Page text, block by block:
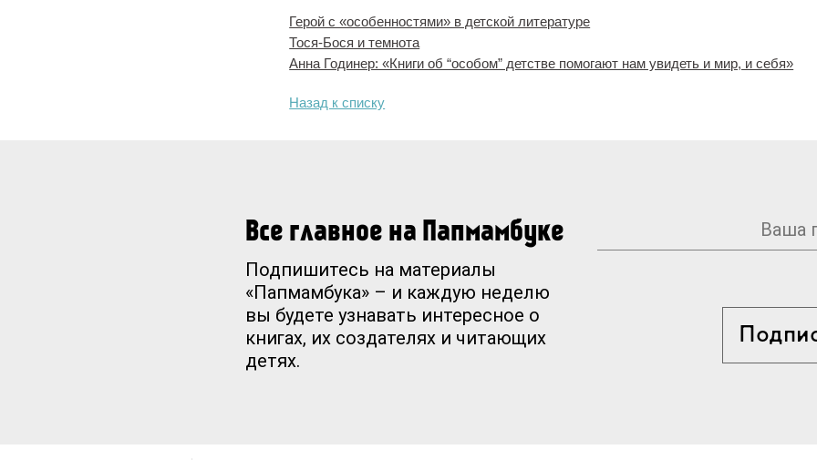
Герой с «особенностями» в детской литературе
Тося-Бося и темнота
Анна Годинер: «Книги об “особом” детстве помогают нам увидеть и мир, и себя»
Назад к списку
Все главное на Папмамбуке
Подпишитесь на материалы
«Папмамбука» – и каждую неделю
вы будете узнавать интересное о
книгах, их создателях и читающих
детях.